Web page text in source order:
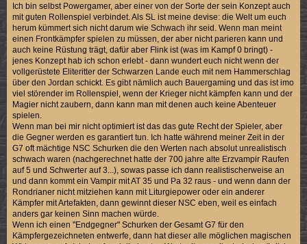
Ich bin selbst Powergamer, aber einer von der Sorte der sein Konzept auch
mit guten Rollenspiel verbindet. Als SL ist meine devise: die Welt um euch
herum kümmert sich nicht darum wie Schwach ihr seid. Wenn man meint
einen Frontkämpfer spielen zu müssen, der aber nicht parieren kann und
auch keine Rüstung trägt, dafür aber Flink ist (was im Kampf 0 bringt) -
jenes Konzept hab ich schon erlebt - dann wundert euch nicht wenn der
vollgerüstete Eliteritter der Schwarzen Lande euch mit nem Hammerschlag
über den Jordan schickt. Es gibt nämlich auch Bauergaming und das ist imo
viel störender im Rollenspiel, wenn der Krieger nicht kämpfen kann und der
Magier nicht zaubern, dann kann man mit denen auch keine Abenteuer
spielen.
Wenn man bei mir nicht optimiert ist das das gute Recht der Spieler, aber
die Gegner werden es garantiert tun. Ich hatte während meiner Zeit in der
G7 oft mächtige NSC Schurken die den Werten nach absolut unrealistisch
schwach waren (nachgerechnet hatte der 700 jahre alte Erzvampir Raufen
auf 5 und Schwerter auf 3...), sowas passe ich dann realistischerweise an
und dann kommt ein Vampir mit AT 35 und Pa 32 raus - und wenn dann der
Rondrianer nicht mitziehen kann mit Liturgiepower oder ein anderer
Kämpfer mit Artefakten, dann gewinnt dieser NSC eben, weil es einfach
anders gar keinen Sinn machen würde.
Wenn ich einen "Endgegner" Schurken der Gesamt G7 für den
Kämpfergezeichneten entwerfe, dann hat dieser alle möglichen magischen